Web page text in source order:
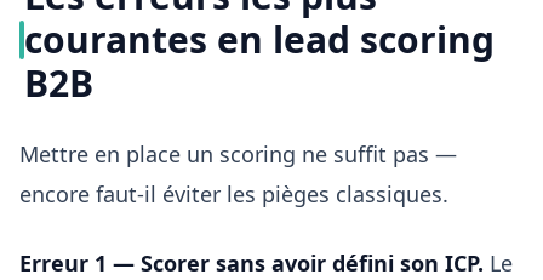
courantes en lead scoring
B2B
Mettre en place un scoring ne suffit pas —
encore faut-il éviter les pièges classiques.
Erreur 1 — Scorer sans avoir défini son ICP. Le